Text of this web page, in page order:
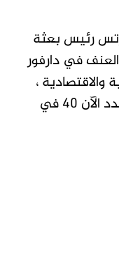
رئيس بعثة
في دارفور
والاقتصادية ،
والآثار المناخية وسوء المحاصيل يهدد الآن 40 في